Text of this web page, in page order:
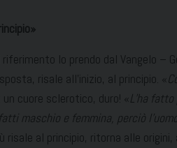
»
riferimento lo prendo dal Vangelo
risale all’inizio, al principio. «
un cuore sclerotico, duro! « L’ha
maschio e femmina, perciò
risale al principio, ritorna alle